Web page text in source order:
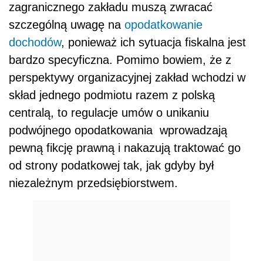
zagranicznego zakładu muszą zwracać
szczególną uwagę na opodatkowanie
dochodów, ponieważ ich sytuacja fiskalna jest
bardzo specyficzna. Pomimo bowiem, że z
perspektywy organizacyjnej zakład wchodzi w
skład jednego podmiotu razem z polską
centralą, to regulacje umów o unikaniu
podwójnego opodatkowania wprowadzają
pewną fikcję prawną i nakazują traktować go
od strony podatkowej tak, jak gdyby był
niezależnym przedsiębiorstwem.